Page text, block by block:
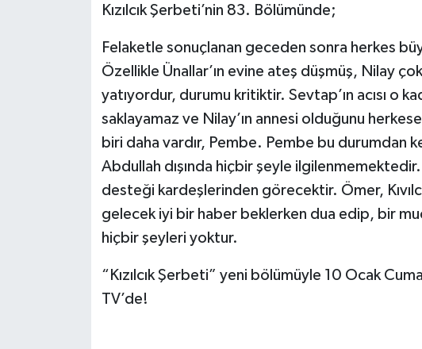
Kızılcık Şerbeti’nin 83. Bölümünde;
Felaketle sonuçlanan geceden sonra herkes
Özellikle Ünallar’ın evine ateş düşmüş, Nilay
yatıyordur, durumu kritiktir. Sevtap’ın acısı o
saklayamaz ve Nilay’ın annesi olduğunu
biri daha vardır, Pembe. Pembe bu durumdan
Abdullah dışında hiçbir şeyle
desteği kardeşlerinden görecektir. Ömer,
gelecek iyi bir haber beklerken dua edip, bir
hiçbir şeyleri yoktur.
“Kızılcık Şerbeti” yeni bölümüyle 10 Ocak
TV’de!